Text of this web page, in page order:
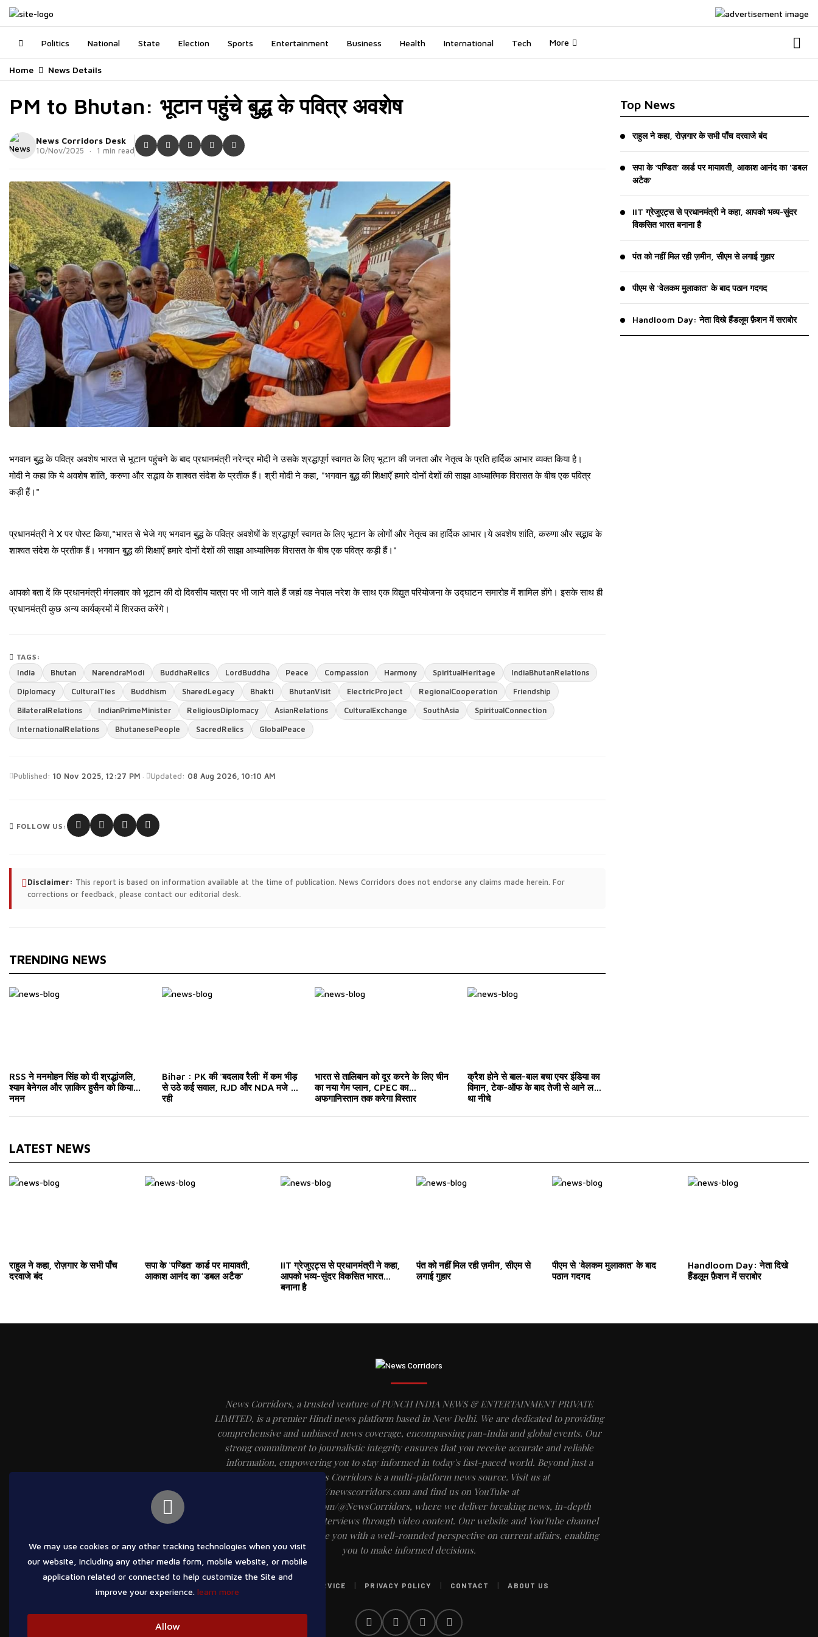
Politics National State Election Sports Entertainment Business Health International Tech More
Home News Details
PM to Bhutan: भूटान पहुंचे बुद्ध के पवित्र अवशेष
News Corridors Desk
10/Nov/2025 · 1 min read
भगवान बुद्ध के पवित्र अवशेष भारत से भूटान पहुंचने के बाद प्रधानमंत्री नरेन्द्र मोदी ने उसके श्रद्धापूर्ण स्वागत के लिए भूटान की जनता और नेतृत्व के प्रति हार्दिक आभार व्यक्त किया है।
मोदी ने कहा कि ये अवशेष शांति, करुणा और सद्भाव के शाश्वत संदेश के प्रतीक हैं। श्री मोदी ने कहा, "भगवान बुद्ध की शिक्षाएँ हमारे दोनों देशों की साझा आध्यात्मिक विरासत के बीच एक पवित्र
कड़ी हैं।"
प्रधानमंत्री ने X पर पोस्ट किया,"भारत से भेजे गए भगवान बुद्ध के पवित्र अवशेषों के श्रद्धापूर्ण स्वागत के लिए भूटान के लोगों और नेतृत्व का हार्दिक आभार।ये अवशेष शांति, करुणा और सद्भाव के
शाश्वत संदेश के प्रतीक हैं। भगवान बुद्ध की शिक्षाएँ हमारे दोनों देशों की साझा आध्यात्मिक विरासत के बीच एक पवित्र कड़ी हैं।"
आपको बता दें कि प्रधानमंत्री मंगलवार को भूटान की दो दिवसीय यात्रा पर भी जाने वाले हैं जहां वह नेपाल नरेश के साथ एक विद्युत परियोजना के उद्घाटन समारोह में शामिल होंगे। इसके साथ ही
प्रधानमंत्री कुछ अन्य कार्यक्रमों में शिरकत करेंगे।
TAGS:
India
Bhutan NarendraModi BuddhaRelics LordBuddha Peace Compassion Harmony SpiritualHeritage IndiaBhutanRelations
Diplomacy CulturalTies Buddhism SharedLegacy Bhakti BhutanVisit ElectricProject RegionalCooperation Friendship
BilateralRelations IndianPrimeMinister ReligiousDiplomacy AsianRelations CulturalExchange SouthAsia SpiritualConnection
InternationalRelations BhutanesePeople SacredRelics GlobalPeace
Published: 10 Nov 2025, 12:27 PM · Updated: 08 Aug 2026, 10:10 AM
FOLLOW US:
Disclaimer: This report is based on information available at the time of publication. News Corridors does not endorse any claims made herein. For
corrections or feedback, please contact our editorial desk.
TRENDING NEWS
RSS ने मनमोहन सिंह को दी श्रद्धांजलि,
श्याम बेनेगल और ज़ाकिर हुसैन को किया
नमन
Bihar : PK की 'बदलाव रैली' में कम भीड़
से उठे कई सवाल, RJD और NDA मजे ले
रही
भारत से तालिबान को दूर करने के लिए चीन
का नया गेम प्लान, CPEC का
अफगानिस्तान तक करेगा विस्तार
क्रैश होने से बाल-बाल बचा एयर इंडिया का
विमान, टेक-ऑफ के बाद तेजी से आने लगा
था नीचे
Top News
राहुल ने कहा, रोज़गार के सभी पाँच दरवाजे बंद
सपा के ‘पण्डित’ कार्ड पर मायावती, आकाश आनंद का ‘डबल
अटैक’
IIT ग्रेजुएट्स से प्रधानमंत्री ने कहा, आपको भव्य-सुंदर
विकसित भारत बनाना है
पंत को नहीं मिल रही ज़मीन, सीएम से लगाई गुहार
पीएम से ‘वेलकम मुलाकात’ के बाद पठान गदगद
Handloom Day: नेता दिखे हैंडलूम फ़ैशन में सराबोर
LATEST NEWS
राहुल ने कहा, रोज़गार के सभी पाँच
दरवाजे बंद
सपा के ‘पण्डित’ कार्ड पर मायावती,
आकाश आनंद का ‘डबल अटैक’
IIT ग्रेजुएट्स से प्रधानमंत्री ने कहा,
आपको भव्य-सुंदर विकसित भारत
बनाना है
पंत को नहीं मिल रही ज़मीन, सीएम से
लगाई गुहार
पीएम से ‘वेलकम मुलाकात’ के बाद
पठान गदगद
Handloom Day: नेता दिखे
हैंडलूम फ़ैशन में सराबोर
News Corridors, a trusted venture of PUNCH INDIA NEWS & ENTERTAINMENT PRIVATE
LIMITED, is a premier Hindi news platform based in New Delhi. We are dedicated to providing
comprehensive and unbiased news coverage, encompassing pan-India and global events. Our
strong commitment to journalistic integrity ensures that you receive accurate and reliable
information, empowering you to stay informed in today's fast-paced world. Beyond just a
website, News Corridors is a multi-platform news source. Visit us at
https://newscorridors.com and find us on YouTube at
https://www.youtube.com/@NewsCorridors, where we deliver breaking news, in-depth
analysis, and insightful interviews through video content. Our website and YouTube channel
work in tandem to provide you with a well-rounded perspective on current affairs, enabling
you to make informed decisions.
TERMS OF SERVICE | PRIVACY POLICY | CONTACT | ABOUT US
We may use cookies or any other tracking technologies when you visit
our website, including any other media form, mobile website, or mobile
application related or connected to help customize the Site and
improve your experience. learn more
Allow